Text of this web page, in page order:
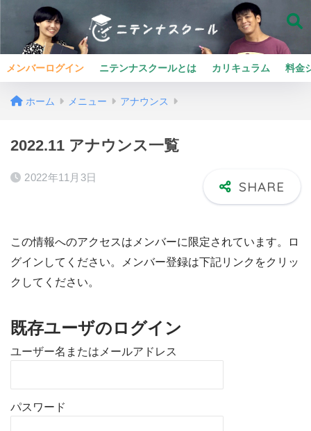
メンバーログイン ニテンナスクールとは カリキュラム 料金
ホーム メニュー アナウンス
2022.11 アナウンス一覧
2022年11月3日
この情報へのアクセスはメンバーに限定されています。ロ
グインしてください。メンバー登録は下記リンクをクリッ
クしてください。
既存ユーザのログイン
ユーザー名またはメールアドレス
パスワード